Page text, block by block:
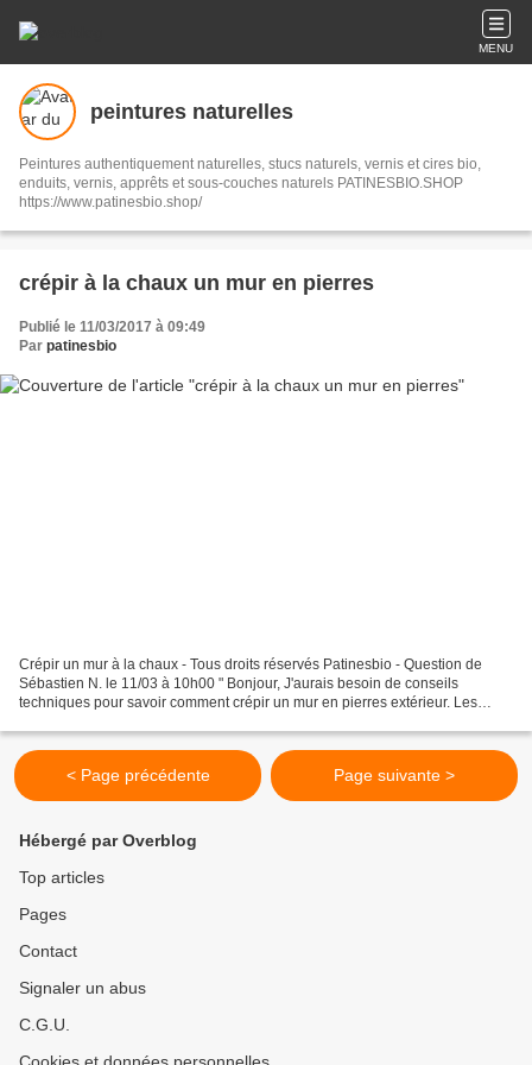
MENU
peintures naturelles
Peintures authentiquement naturelles, stucs naturels, vernis et cires bio,
enduits, vernis, apprêts et sous-couches naturels PATINESBIO.SHOP
https://www.patinesbio.shop/
crépir à la chaux un mur en pierres
Publié le 11/03/2017 à 09:49
Par patinesbio
Crépir un mur à la chaux - Tous droits réservés Patinesbio - Question de
Sébastien N. le 11/03 à 10h00 " Bonjour, J'aurais besoin de conseils
techniques pour savoir comment crépir un mur en pierres extérieur. Les
< Page précédente Page suivante >
Hébergé par Overblog
Top articles
Pages
Contact
Signaler un abus
C.G.U.